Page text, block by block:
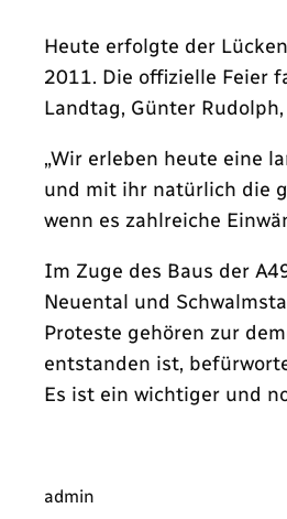
Heute erfolgte der
2011. Die offizielle Feier
Landtag, Günter
„Wir erleben heute eine
und mit ihr natürlich die
wenn es zahlreiche
Im Zuge des Baus der
Neuental und
Proteste gehören zur
entstanden ist,
Es ist ein wichtiger und
admin